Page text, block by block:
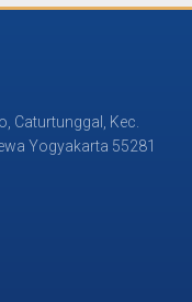
Caturtunggal, Kec.
Yogyakarta 55281